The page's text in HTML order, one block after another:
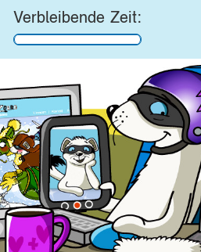
Verbleibende Zeit: